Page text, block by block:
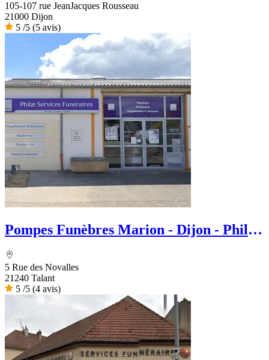
105-107 rue JeanJacques Rousseau
21000 Dijon
5 /5 (5 avis)
Pompes Funèbres Marion - Dijon - Philae
5 Rue des Novalles
21240 Talant
5 /5 (4 avis)